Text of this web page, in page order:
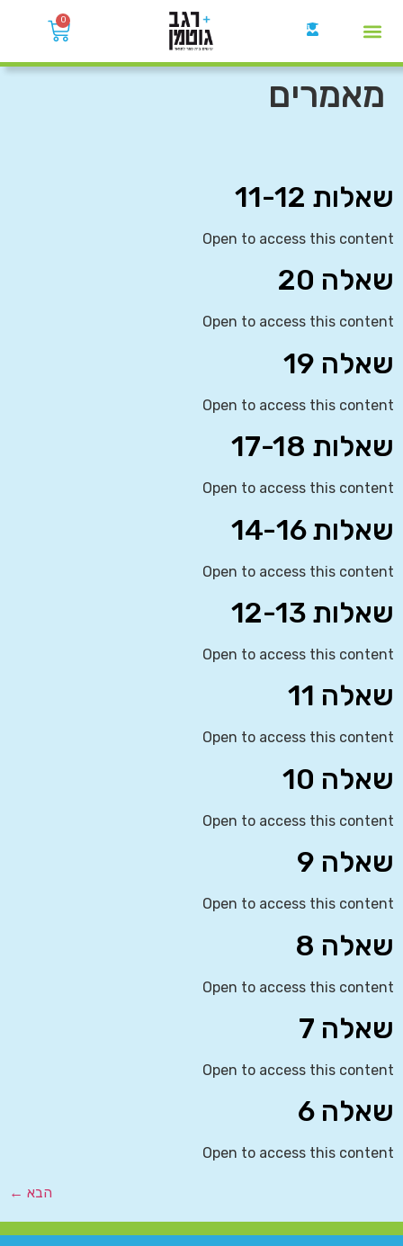
0
מאמרים
שאלות 11-12
Open to access this content
שאלה 20
Open to access this content
שאלה 19
Open to access this content
שאלות 17-18
Open to access this content
שאלות 14-16
Open to access this content
שאלות 12-13
Open to access this content
שאלה 11
Open to access this content
שאלה 10
Open to access this content
שאלה 9
Open to access this content
שאלה 8
Open to access this content
שאלה 7
Open to access this content
שאלה 6
Open to access this content
הבא ←